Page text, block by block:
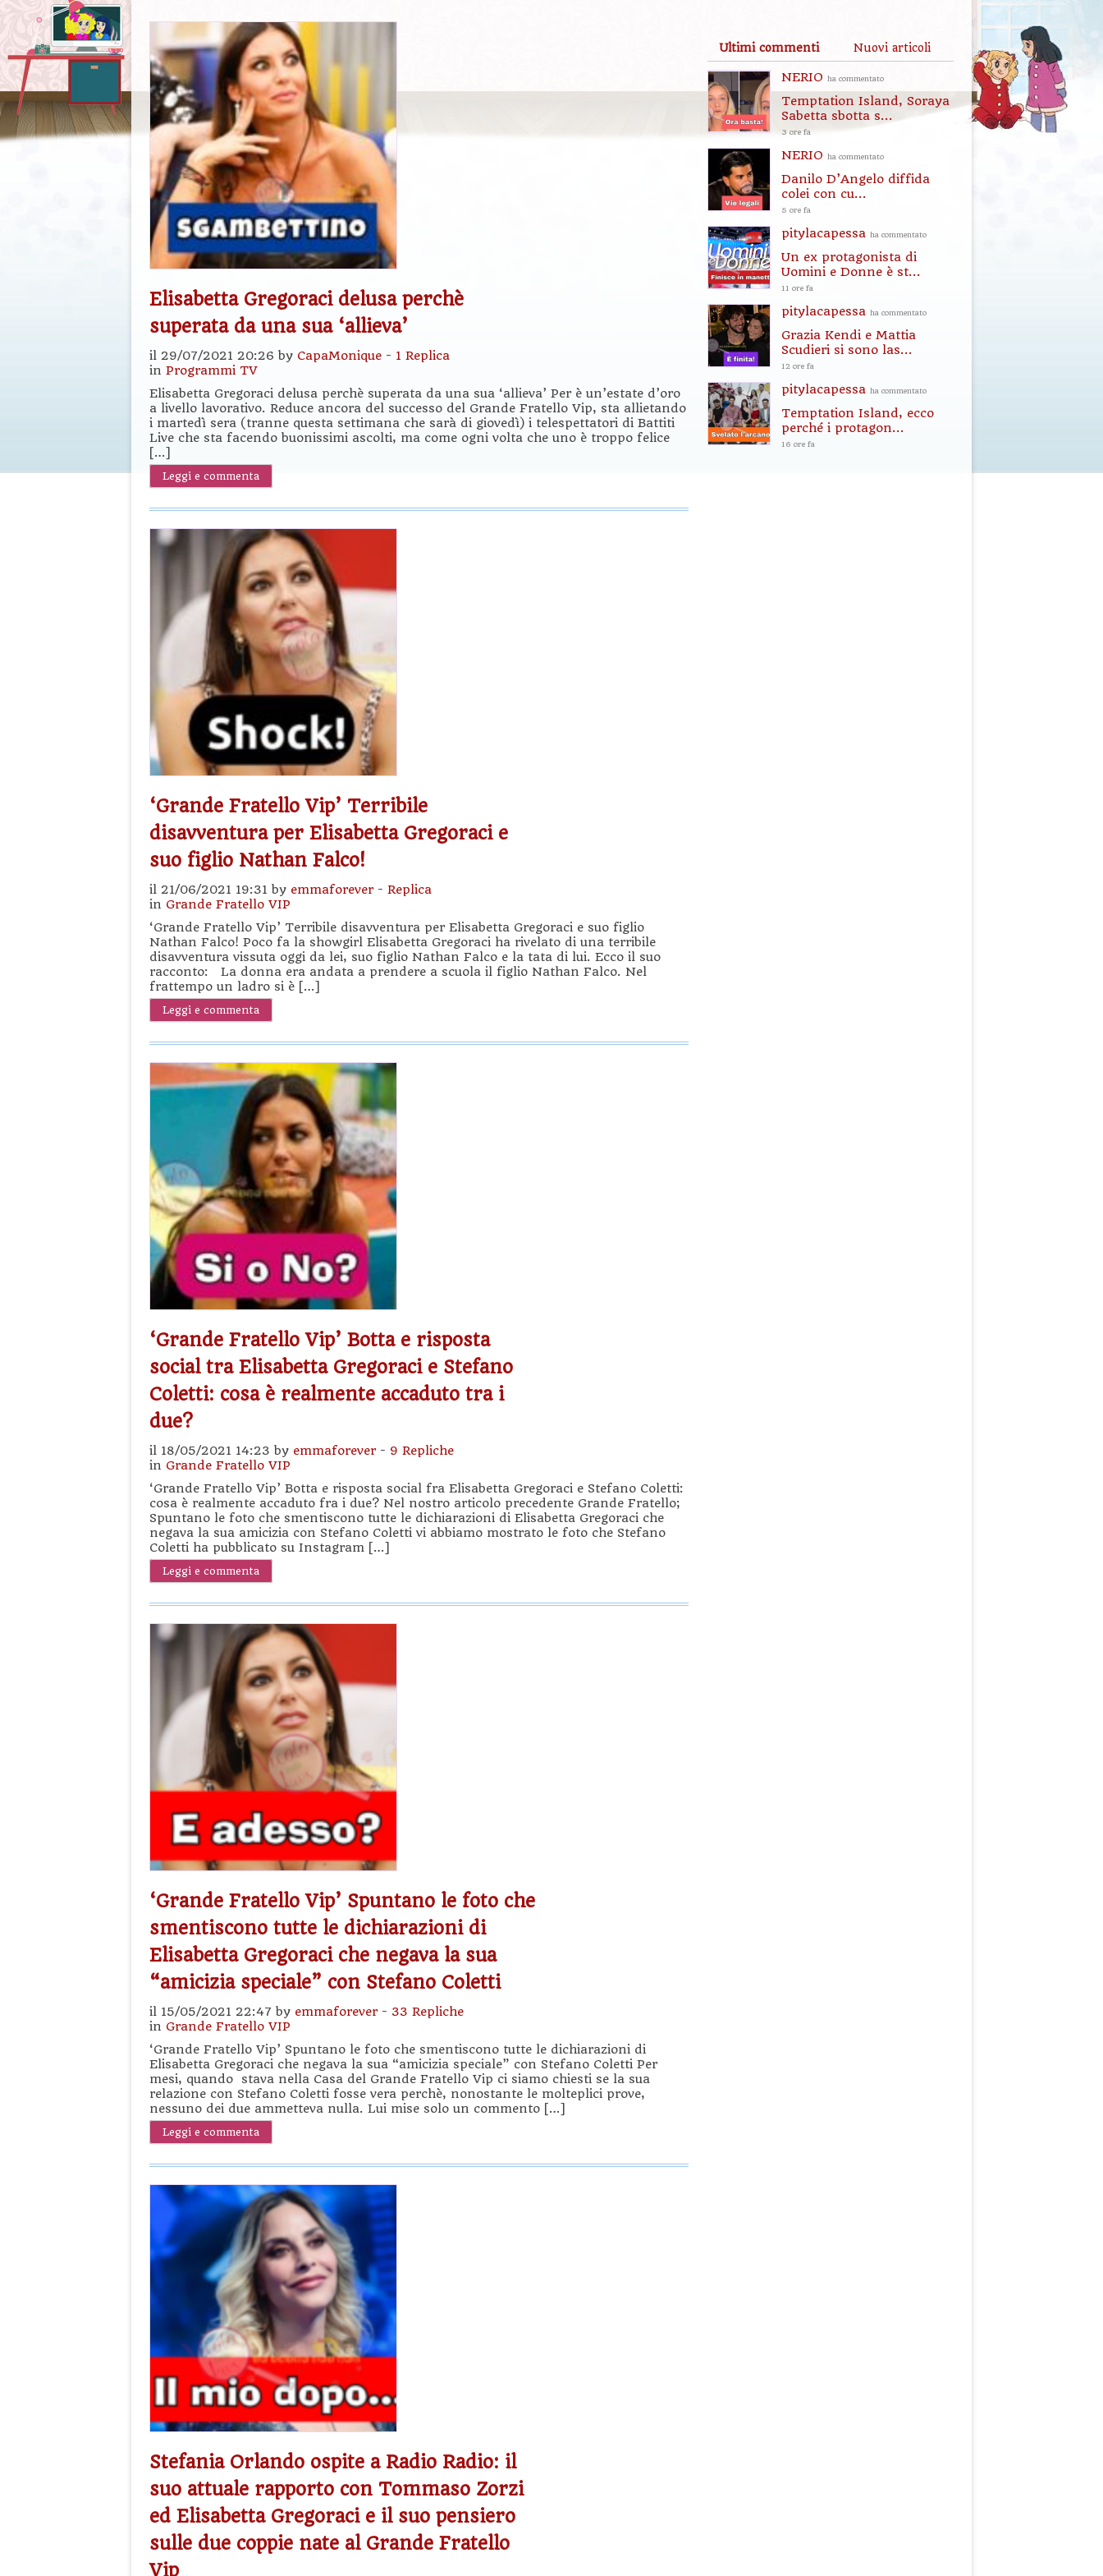
Elisabetta Gregoraci delusa perchè
superata da una sua ‘allieva’
il 29/07/2021 20:26 by CapaMonique - 1 Replica
in Programmi TV
Elisabetta Gregoraci delusa perchè superata da una sua ‘allieva’ Per è un’estate d’oro
a livello lavorativo. Reduce ancora del successo del Grande Fratello Vip, sta allietando
i martedì sera (tranne questa settimana che sarà di giovedì) i telespettatori di Battiti
Live che sta facendo buonissimi ascolti, ma come ogni volta che uno è troppo felice
[…]
Leggi e commenta
‘Grande Fratello Vip’ Terribile
disavventura per Elisabetta Gregoraci e
suo figlio Nathan Falco!
il 21/06/2021 19:31 by emmaforever- Replica
in Grande Fratello VIP
‘Grande Fratello Vip’ Terribile disavventura per Elisabetta Gregoraci e suo figlio
Nathan Falco! Poco fa la showgirl Elisabetta Gregoraci ha rivelato di una terribile
disavventura vissuta oggi da lei, suo figlio Nathan Falco e la tata di lui. Ecco il suo
racconto: La donna era andata a prendere a scuola il figlio Nathan Falco. Nel
frattempo un ladro si è […]
Leggi e commenta
‘Grande Fratello Vip’ Botta e risposta
social tra Elisabetta Gregoraci e Stefano
Coletti: cosa è realmente accaduto tra i
due?
il 18/05/2021 14:23 by emmaforever- 9 Repliche
in Grande Fratello VIP
‘Grande Fratello Vip’ Botta e risposta social fra Elisabetta Gregoraci e Stefano Coletti:
cosa è realmente accaduto fra i due? Nel nostro articolo precedente Grande Fratello;
Spuntano le foto che smentiscono tutte le dichiarazioni di Elisabetta Gregoraci che
negava la sua amicizia con Stefano Coletti vi abbiamo mostrato le foto che Stefano
Coletti ha pubblicato su Instagram […]
Leggi e commenta
‘Grande Fratello Vip’ Spuntano le foto che
smentiscono tutte le dichiarazioni di
Elisabetta Gregoraci che negava la sua
“amicizia speciale” con Stefano Coletti
il 15/05/2021 22:47 by emmaforever- 33 Repliche
in Grande Fratello VIP
‘Grande Fratello Vip’ Spuntano le foto che smentiscono tutte le dichiarazioni di
Elisabetta Gregoraci che negava la sua “amicizia speciale” con Stefano Coletti Per
mesi, quando stava nella Casa del Grande Fratello Vip ci siamo chiesti se la sua
relazione con Stefano Coletti fosse vera perchè, nonostante le molteplici prove,
nessuno dei due ammetteva nulla. Lui mise solo un commento […]
Leggi e commenta
Stefania Orlando ospite a Radio Radio: il
suo attuale rapporto con Tommaso Zorzi
ed Elisabetta Gregoraci e il suo pensiero
sulle due coppie nate al Grande Fratello
Vip
Ultimi commenti Nuovi articoli
NERIO ha commentato
Temptation Island, Soraya
Sabetta sbotta s...
3 ore fa
NERIO ha commentato
Danilo D’Angelo diffida
colei con cu...
5 ore fa
pitylacapessa ha commentato
Un ex protagonista di
Uomini e Donne è st...
11 ore fa
pitylacapessa ha commentato
Grazia Kendi e Mattia
Scudieri si sono las...
12 ore fa
pitylacapessa ha commentato
Temptation Island, ecco
perché i protagon...
16 ore fa